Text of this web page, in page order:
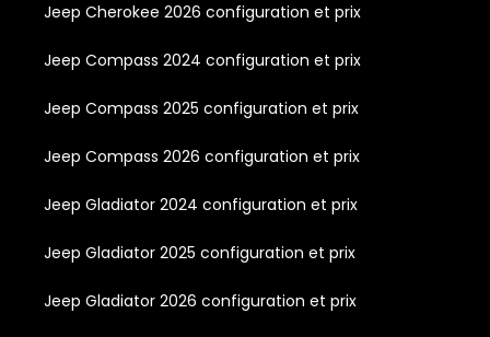
Jeep Cherokee 2026 configuration et prix
Jeep Compass 2024 configuration et prix
Jeep Compass 2025 configuration et prix
Jeep Compass 2026 configuration et prix
Jeep Gladiator 2024 configuration et prix
Jeep Gladiator 2025 configuration et prix
Jeep Gladiator 2026 configuration et prix